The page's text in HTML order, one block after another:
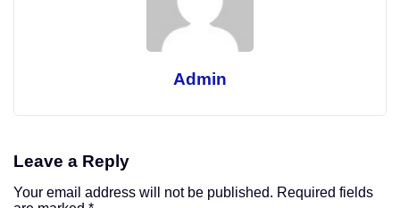
Admin
Leave a Reply
Your email address will not be published. Required fields